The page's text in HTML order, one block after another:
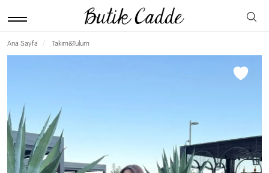
Ana Sayfa Takım&Tulum